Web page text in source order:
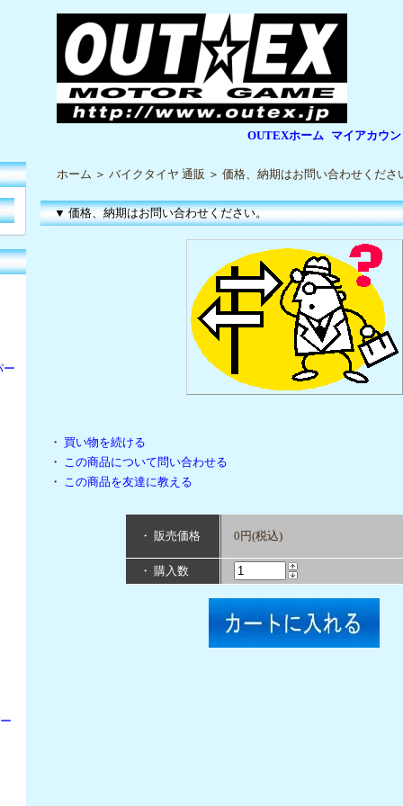
OUTEXホーム マイアカウ
ー
ホーム ＞ バイクタイヤ 通販 ＞ 価格、納期はお問い合わせくださ
▼ 価格、納期はお問い合わせください。
・ 買い物を続ける
・ この商品について問い合わせる
・ この商品を友達に教える
・ 販売価格 0円(税込)
・ 購入数